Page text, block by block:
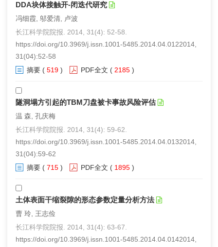
DDA块体接触开-闭迭代研究
冯细霞, 邬爱清, 卢波
长江科学院院报. 2014, 31(4): 52-58.
https://doi.org/10.3969/j.issn.1001-5485.2014.04.0122014,
31(04):52-58
摘要 ( 519 ) PDF全文 ( 2185 )
隧洞塌方引起的TBM刀盘被卡事故风险评估
温 森, 孔庆梅
长江科学院院报. 2014, 31(4): 59-62.
https://doi.org/10.3969/j.issn.1001-5485.2014.04.0132014,
31(04):59-62
摘要 ( 715 ) PDF全文 ( 1895 )
土体表面干缩裂隙的形态参数定量分析方法
曹 玲, 王志俭
长江科学院院报. 2014, 31(4): 63-67.
https://doi.org/10.3969/j.issn.1001-5485.2014.04.0142014,